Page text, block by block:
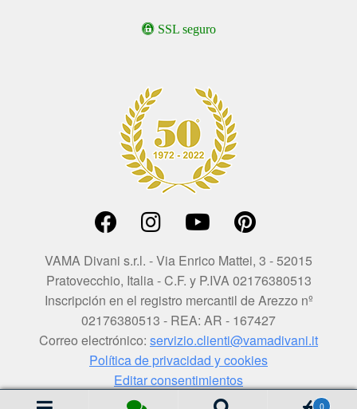
SSL seguro
0
VAMA Divani s.r.l. - Via Enrico Mattei, 3 - 52015
Pratovecchio, Italia - C.F. y P.IVA 02176380513
Inscripción en el registro mercantil de Arezzo nº
02176380513 - REA: AR - 167427
Correo electrónico: servizio.clienti@vamadivani.it
Política de privacidad y cookies
Editar consentimientos